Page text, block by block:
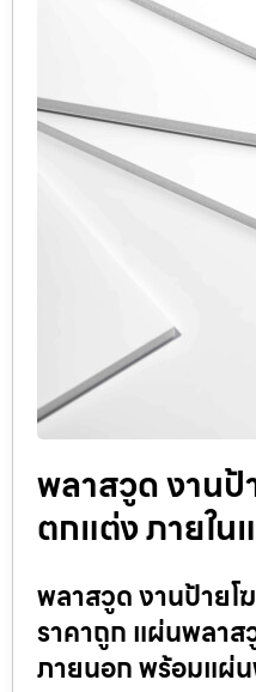
พลาสวูด งานป้
ตกแต่ง ภายใ
พลาสวูด งานป้ายโ
ราคาถูก แผ่นพลา
ภายนอก พร้อมแผ่